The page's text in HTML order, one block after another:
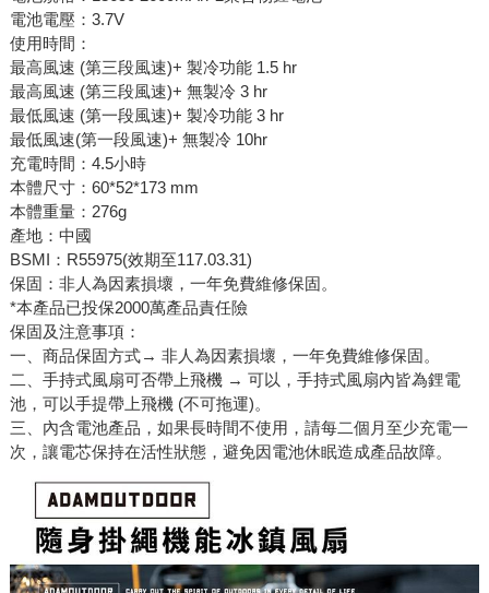
電池電壓：3.7V
使用時間：
最高風速 (第三段風速)+ 製冷功能 1.5 hr
最高風速 (第三段風速)+ 無製冷 3 hr
最低風速 (第一段風速)+ 製冷功能 3 hr
最低風速(第一段風速)+ 無製冷 10hr
充電時間：4.5小時
本體尺寸：60*52*173 mm
本體重量：276g
產地：中國
BSMI：R55975(效期至117.03.31)
保固：非人為因素損壞，一年免費維修保固。
*本產品已投保2000萬產品責任險
保固及注意事項：
一、商品保固方式→ 非人為因素損壞，一年免費維修保固。
二、手持式風扇可否帶上飛機 → 可以，手持式風扇內皆為鋰電
池，可以手提帶上飛機 (不可拖運)。
三、內含電池產品，如果長時間不使用，請每二個月至少充電一
次，讓電芯保持在活性狀態，避免因電池休眠造成產品故障。